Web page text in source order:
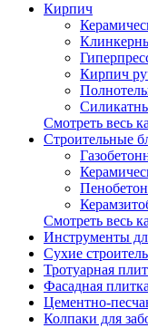
Кирпич
Кирпич
Смотреть весь
Строительные
Смотреть весь
Инструменты
Сухие
Тротуарная
Фасадная плитка
Цементно-
Колпаки для